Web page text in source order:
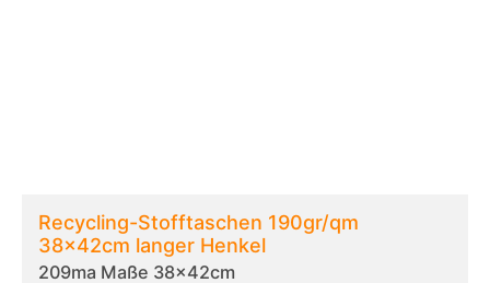
Stofftaschen Jeanstaschen 220gr/qm
DENIM 38x42cm